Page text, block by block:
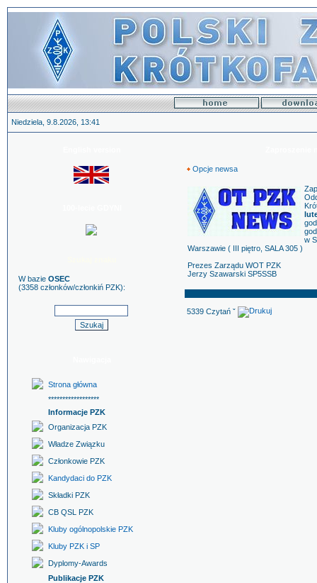
Niedziela, 9.8.2026, 13:41
W bazie OSEC
(3358 członków/członkiń PZK):
Strona główna
******************
Informacje PZK
Organizacja PZK
Władze Związku
Członkowie PZK
Kandydaci do PZK
Składki PZK
CB QSL PZK
Kluby ogólnopolskie PZK
Kluby PZK i SP
Dyplomy-Awards
Publikacje PZK
Opcje newsa
w
Warszawie ( III piętro, SALA 305 )
Prezes Zarządu WOT PZK
Jerzy Szawarski SP5SSB
5339 Czytań ˇ